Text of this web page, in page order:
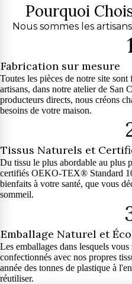
Pourquoi
Nous sommes les
Fabrication sur mesure
Toutes les pièces de notre site
artisans, dans notre atelier de San
producteurs directs, nous créons
besoins de votre maison.
Tissus Naturels et
Du tissu le plus abordable au plus
certifiés OEKO-TEX® Standard
bienfaits à votre santé, que vous
sommeil.
Emballage Naturel et
Les emballages dans lesquels
confectionnés avec nos propres
année des tonnes de plastique à
réutiliser.